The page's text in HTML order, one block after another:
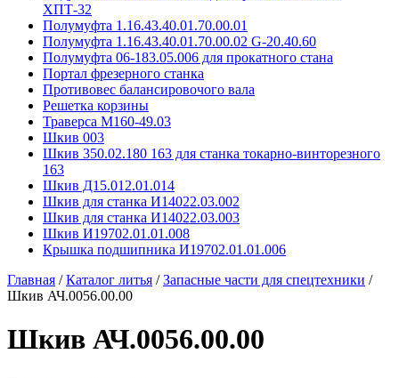
ХПТ-32
Полумуфта 1.16.43.40.01.70.00.01
Полумуфта 1.16.43.40.01.70.00.02 G-20.40.60
Полумуфта 06-183.05.006 для прокатного стана
Портал фрезерного станка
Противовес балансировочого вала
Решетка корзины
Траверса М160-49.03
Шкив 003
Шкив 350.02.180 163 для станка токарно-винторезного
163
Шкив Д15.012.01.014
Шкив для станка И14022.03.002
Шкив для станка И14022.03.003
Шкив И19702.01.01.008
Крышка подшипника И19702.01.01.006
Главная /Каталог литья /Запасные части для спецтехники /
Шкив АЧ.0056.00.00
Шкив АЧ.0056.00.00